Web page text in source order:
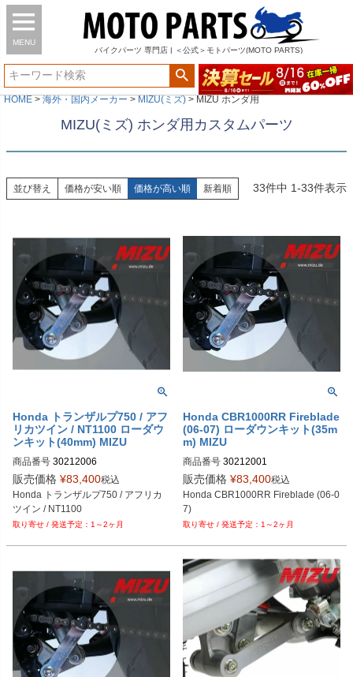
MENU
バイク パーツ 専門店 | ＜公式＞モトパーツ(MOTO PARTS)
HOME 海外・国内メーカー MIZU(ミズ) MIZU ホンダ用
MIZU(ミズ) ホンダ用カスタムパーツ
並び替え 価格が安い順 価格が高い順 新着順 33件中 1-33件表示
Honda トランザルプ750 / アフ
リカツイン / NT1100 ローダウ
ンキット(40mm) MIZU
商品番号 30212006
販売価格 ¥83,400税込
Honda トランザルプ750 / アフリカ
ツイン / NT1100
1～2ヶ月
Honda CBR1000RR Fireblade
(06-07) ローダウンキット(35m
m) MIZU
商品番号 30212001
販売価格 ¥83,400税込
Honda CBR1000RR Fireblade (06-0
7)
1～2ヶ月